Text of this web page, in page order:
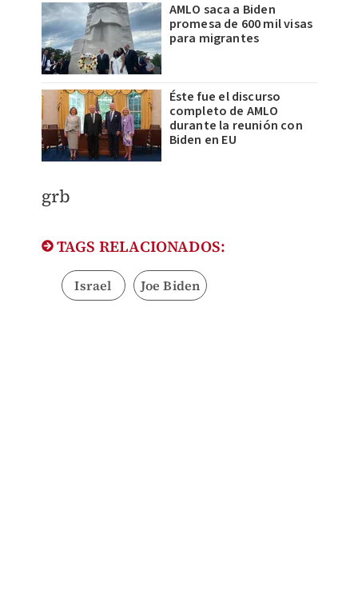
AMLO saca a Biden
promesa de 600 mil visas
para migrantes
Éste fue el discurso
completo de AMLO
durante la reunión con
Biden en EU
grb
TAGS RELACIONADOS:
Israel Joe Biden